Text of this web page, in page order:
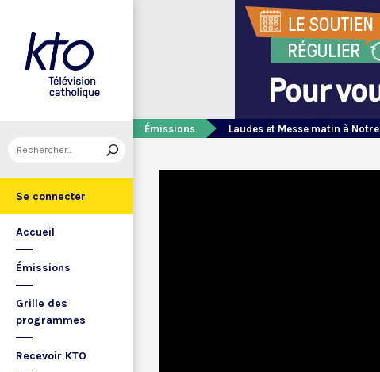
Se connecter
Accueil
Émissions
Grille des
programmes
Recevoir KTO
Émissions Laudes et Messe matin à